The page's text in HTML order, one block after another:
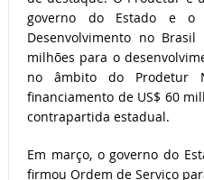
governo do Estado e o
Desenvolvimento no
milhões para o
no âmbito do Prodetur
financiamento de US$ 60
contrapartida estadual.
Em março, o governo do
firmou Ordem de Serviço